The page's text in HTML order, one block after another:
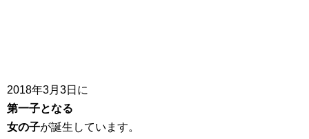
2018年3月3日に
第一子となる
女の子が誕生しています。